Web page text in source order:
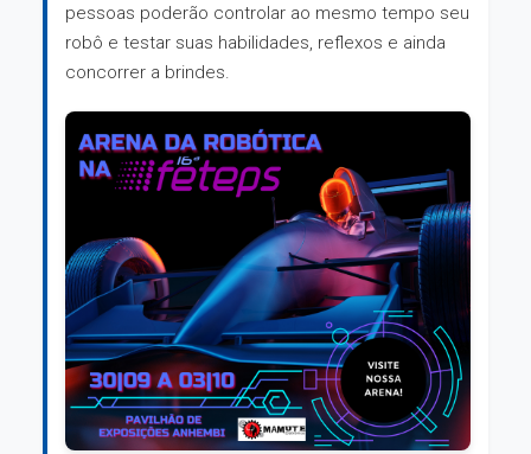
pessoas poderão controlar ao mesmo tempo seu
robô e testar suas habilidades, reflexos e ainda
concorrer a brindes.